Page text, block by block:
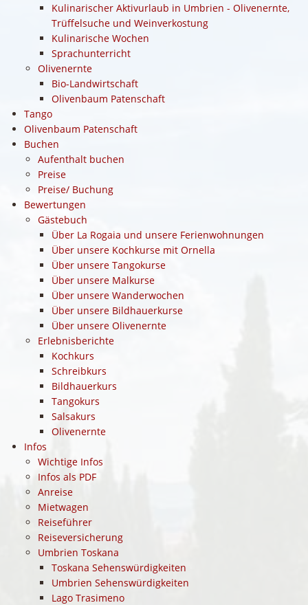
Kulinarischer Aktivurlaub in Umbrien - Olivenernte,
Trüffelsuche und Weinverkostung
Kulinarische Wochen
Sprachunterricht
Olivenernte
Bio-Landwirtschaft
Olivenbaum Patenschaft
Tango
Olivenbaum Patenschaft
Buchen
Aufenthalt buchen
Preise
Preise/ Buchung
Bewertungen
Gästebuch
Über La Rogaia und unsere Ferienwohnungen
Über unsere Kochkurse mit Ornella
Über unsere Tangokurse
Über unsere Malkurse
Über unsere Wanderwochen
Über unsere Bildhauerkurse
Über unsere Olivenernte
Erlebnisberichte
Kochkurs
Schreibkurs
Bildhauerkurs
Tangokurs
Salsakurs
Olivenernte
Infos
Wichtige Infos
Infos als PDF
Anreise
Mietwagen
Reiseführer
Reiseversicherung
Umbrien Toskana
Toskana Sehenswürdigkeiten
Umbrien Sehenswürdigkeiten
Lago Trasimeno